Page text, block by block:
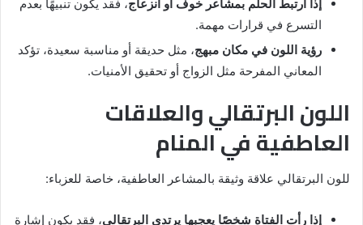
إذا ارتبط الحلم بمشاعر خوف أو انزعاج، فقد يكون تنبيهًا بعدم
التسرع في قرارات مهمة.
رؤية اللون في مكان مبهج، مثل حديقة أو مناسبة سعيدة، تؤكد
المعاني المفرحة مثل الزواج أو تحقيق الأمنيات.
اللون البرتقالي والعلاقات
العاطفية في المنام
للون البرتقالي علاقة وثيقة بالمشاعر العاطفية، خاصة للعزباء:
إذا رأت الفتاة شخصًا يعجبها يرتدي البرتقالي، فقد يكون إشارة